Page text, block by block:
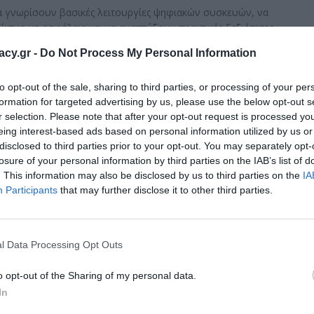
- Do Not Process My Personal Information
opt-out of the sale, sharing to third parties, or processing of your
for targeted advertising by us, please use the below opt-out
selection. Please note that after your opt-out request is processed
interest-based ads based on personal information utilized by us
to third parties prior to your opt-out. You may separately
of your personal information by third parties on the IAB’s list of
This information may also be disclosed by us to third parties on the
Participants that may further disclose it to other third parties.
Data Processing Opt Outs
opt-out of the Sharing of my personal data.
γνωρίσουν βασικές λειτουργίες ψηφιακών συσκευών, να
με ασφάλεια και να αναπτύξουν πρακτικές δεξιότητες
Η εκπαιδευτική διαδικασία είναι σχεδιασμένη με τρόπο
ανάγκες των συμμετεχόντων. Με υπομονή, καθοδήγηση
αποκτούν αυτοπεποίθηση και εξοικειώνονται με τον
μεγάλο ενθουσιασμό, δείχνοντας ότι η γνώση και η
τους αποδεικνύει πως η διάθεση για μάθηση δεν
και σε επόμενες δομές, με στόχο να φτάσουν σε όσο το
αποτελεί ένα ακόμη σημαντικό βήμα προς μια κοινωνία